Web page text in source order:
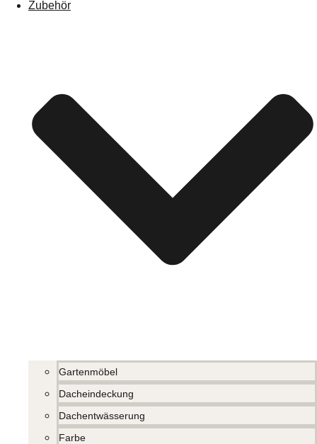
Zubehör
Gartenmöbel
Dacheindeckung
Dachentwässerung
Farbe